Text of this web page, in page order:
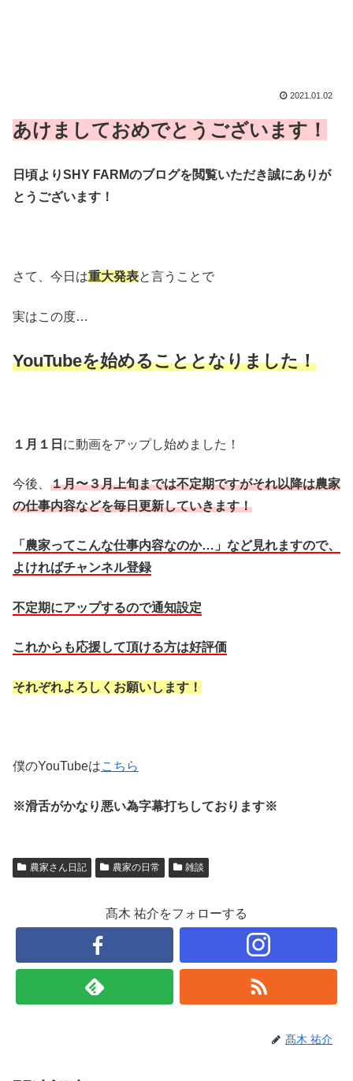
2021.01.02
あけましておめでとうございます！
日頃よりSHY FARMのブログを閲覧いただき誠にありが
とうございます！
さて、今日は重大発表と言うことで
実はこの度…
YouTubeを始めることとなりました！
１月１日 に動画をアップし始めました！
今後、 １月〜３月上旬までは不定期ですがそれ以降は農家
の仕事内容などを毎日更新していきます！
「農家ってこんな仕事内容なのか…」など見れますので、
よければチャンネル登録
不定期にアップするので通知設定
これからも応援して頂ける方は好評価
それぞれよろしくお願いします！
僕のYouTubeはこちら
※滑舌がかなり悪い為字幕打ちしております※
農家さん日記 農家の日常 雑談
髙木 祐介をフォローする
髙木 祐介